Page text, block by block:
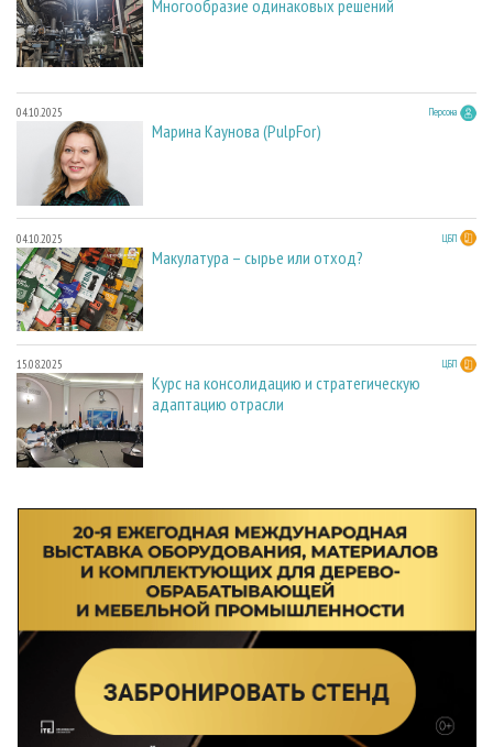
Многообразие одинаковых решений
04.10.2025 Персона
Марина Каунова (PulpFor)
04.10.2025 ЦБП
Макулатура – сырье или отход?
15.08.2025 ЦБП
Курс на консолидацию и стратегическую
адаптацию отрасли